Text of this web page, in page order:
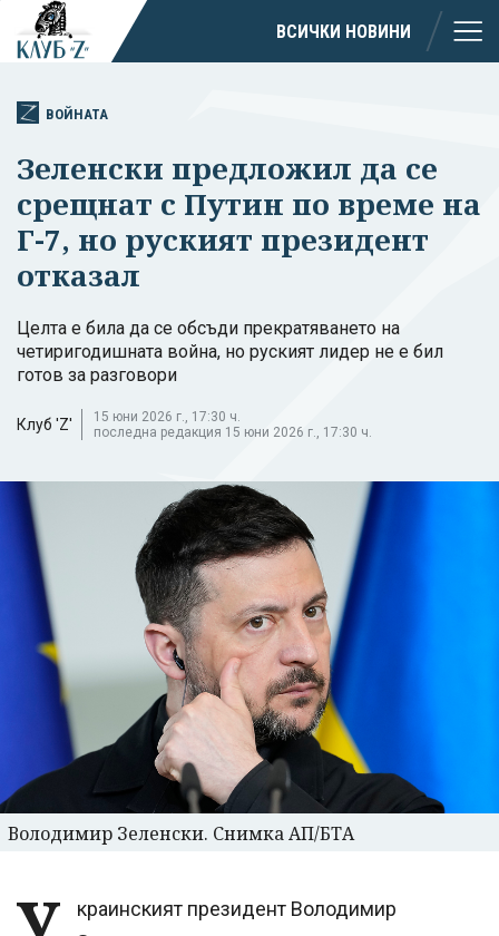
ВСИЧКИ НОВИНИ
ВОЙНАТА
Зеленски предложил да се
срещнат с Путин по време на
Г-7, но руският президент
отказал
Целта е била да се обсъди прекратяването на
четиригодишната война, но руският лидер не е бил
готов за разговори
Клуб 'Z'
15 юни 2026 г., 17:30 ч.
последна редакция 15 юни 2026 г., 17:30 ч.
Володимир Зеленски. Снимка АП/БТА
краинският президент Володимир